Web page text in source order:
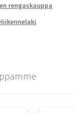
rengaskauppa